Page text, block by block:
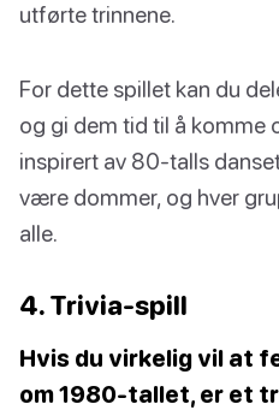
utførte trinnene.
For dette spillet kan du
og gi dem tid til å komme
inspirert av 80-talls
være dommer, og hver
alle.
4. Trivia-spill
Hvis du virkelig vil at
om 1980-tallet, er et